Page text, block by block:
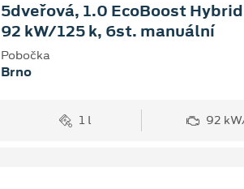
5dveřová, 1.0 EcoBoost
92 kW/125 k, 6st. manuální
Pobočka
Brno
1 l 92